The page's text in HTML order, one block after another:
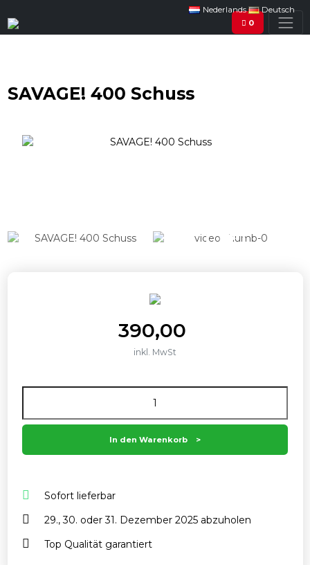
Nederlands
Deutsch
0
SAVAGE! 400 Schuss
390,00
inkl. MwSt
In den Warenkorb
Sofort lieferbar
29., 30. oder 31. Dezember 2025 abzuholen
Top Qualität garantiert